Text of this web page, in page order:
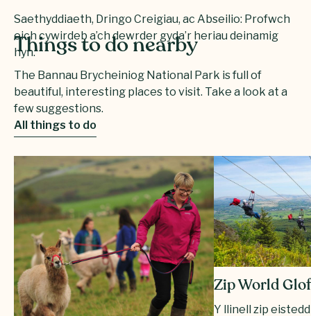
Saethyddiaeth, Dringo Creigiau, ac Abseilio: Profwch
eich cywirdeb a’ch dewrder gyda’r heriau deinamig
hyn.
Things to do nearby
The Bannau Brycheiniog National Park is full of
beautiful, interesting places to visit. Take a look at a
few suggestions.
All things to do
Zip World
Y llinell zip